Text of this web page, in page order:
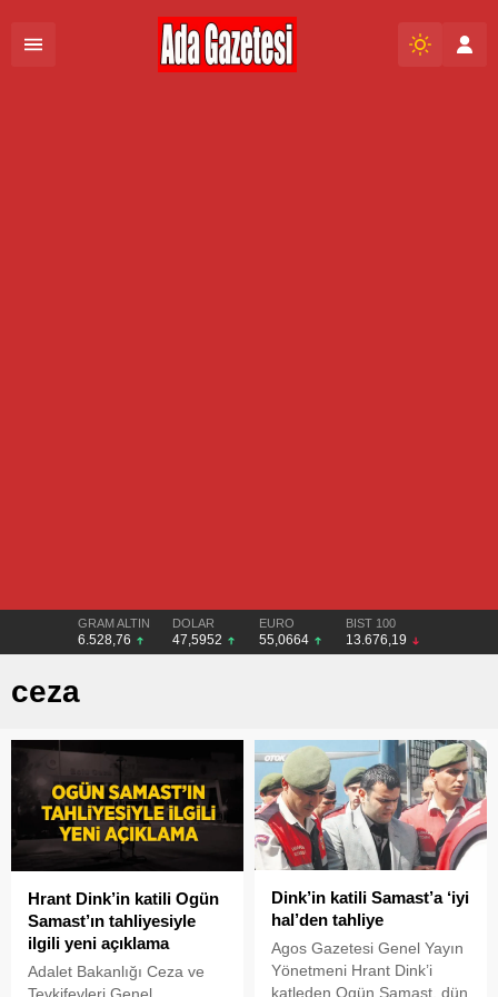
GRAM ALTIN
6.528,76
DOLAR
47,5952
EURO
55,0664
BIST 100
13.676,19
ceza
Hrant Dink’in katili Ogün
Samast’ın tahliyesiyle
ilgili yeni açıklama
Adalet Bakanlığı Ceza ve
Tevkifevleri Genel
Dink’in katili Samast’a ‘iyi
hal’den tahliye
Agos Gazetesi Genel Yayın
Yönetmeni Hrant Dink’i
katleden Ogün Samast, dün